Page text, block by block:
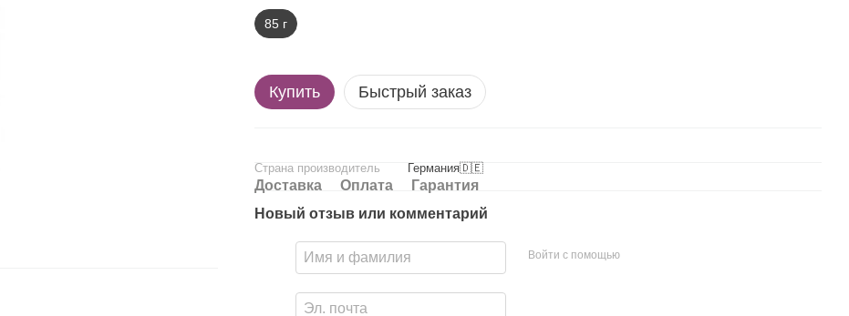
85 г
Купить Быстрый заказ
Страна производитель Германия🇩🇪
Доставка Оплата
Гарантия
Новый отзыв или комментарий
Войти с помощью